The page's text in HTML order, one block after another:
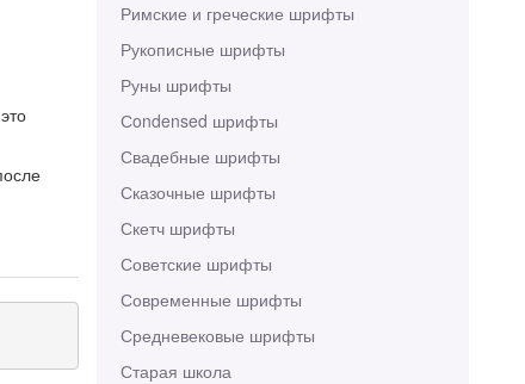
Римские и греческие шрифты
Рукописные шрифты
Руны шрифты
Сondensed шрифты
Свадебные шрифты
Сказочные шрифты
Скетч шрифты
Советские шрифты
Современные шрифты
Средневековые шрифты
Старая школа